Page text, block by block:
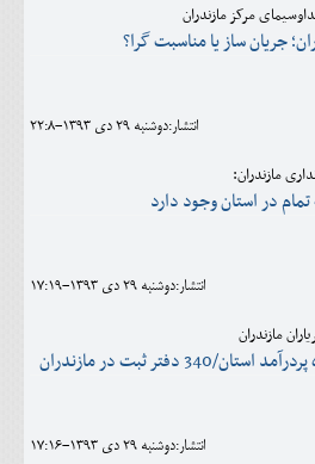
مرکز مازندران
جریان ساز یا مناسبت گرا؟
انتشار:دوشنبه 29 دی 1393-22:8
مازندران:
انتشار:دوشنبه 29 دی 1393-17:19
مازندران
دفتر ثبت در مازندران
انتشار:دوشنبه 29 دی 1393-17:16